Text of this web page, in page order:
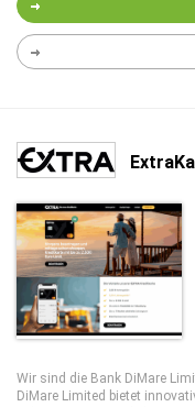
Wir sind die Bank DiMare
DiMare Limited bietet